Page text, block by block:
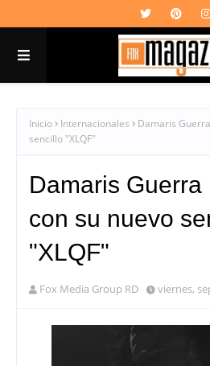
Inicio Internacionales
Damaris
sencillo "XLQF"
Damaris Guerra
con su nuevo
"XLQF"
Fox Media Group RD viernes,